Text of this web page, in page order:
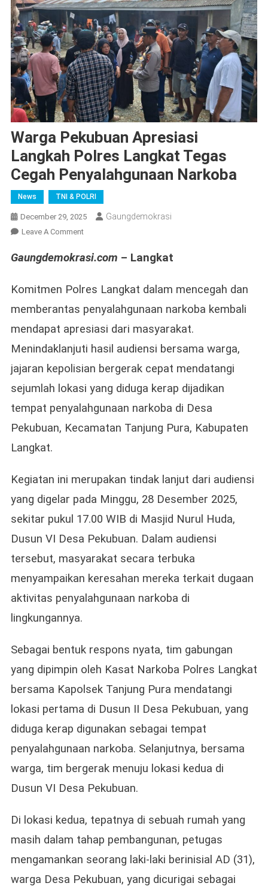
Warga Pekubuan Apresiasi
Langkah Polres Langkat Tegas
Cegah Penyalahgunaan Narkoba
News TNI & POLRI
December 29, 2025 Gaungdemokrasi
Leave A CommentOn
Pekubuan
Langkah
Langkat
Tegas
Penyalahgunaan
Narkoba
Gaungdemokrasi.com – Langkat
Komitmen Polres Langkat dalam mencegah dan
memberantas penyalahgunaan narkoba kembali
mendapat apresiasi dari masyarakat.
Menindaklanjuti hasil audiensi bersama warga,
jajaran kepolisian bergerak cepat mendatangi
sejumlah lokasi yang diduga kerap dijadikan
tempat penyalahgunaan narkoba di Desa
Pekubuan, Kecamatan Tanjung Pura, Kabupaten
Langkat.
Kegiatan ini merupakan tindak lanjut dari audiensi
yang digelar pada Minggu, 28 Desember 2025,
sekitar pukul 17.00 WIB di Masjid Nurul Huda,
Dusun VI Desa Pekubuan. Dalam audiensi
tersebut, masyarakat secara terbuka
menyampaikan keresahan mereka terkait dugaan
aktivitas penyalahgunaan narkoba di
lingkungannya.
Sebagai bentuk respons nyata, tim gabungan
yang dipimpin oleh Kasat Narkoba Polres Langkat
bersama Kapolsek Tanjung Pura mendatangi
lokasi pertama di Dusun II Desa Pekubuan, yang
diduga kerap digunakan sebagai tempat
penyalahgunaan narkoba. Selanjutnya, bersama
warga, tim bergerak menuju lokasi kedua di
Dusun VI Desa Pekubuan.
Di lokasi kedua, tepatnya di sebuah rumah yang
masih dalam tahap pembangunan, petugas
mengamankan seorang laki-laki berinisial AD (31),
warga Desa Pekubuan, yang dicurigai sebagai